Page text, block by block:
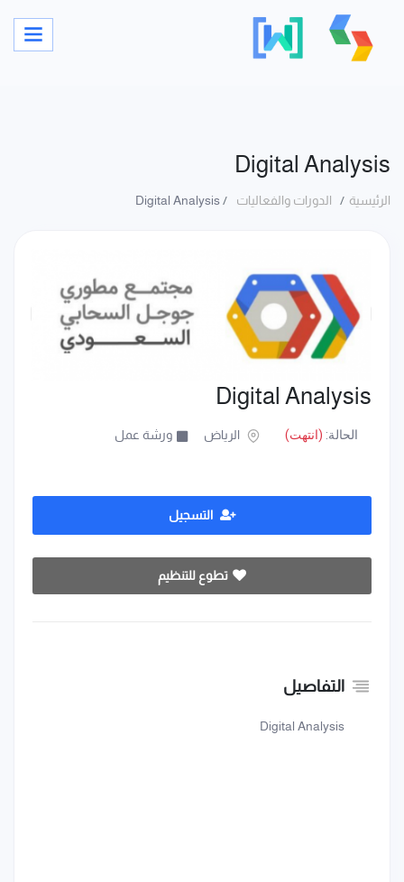
Digital Analysis
الرئيسية الدورات والفعاليات
Digital Analysis
الحالة: (انتهت) الرياض ورشة عمل
التسجيل
تطوع للتنظيم
التفاصيل
Digital Analysis